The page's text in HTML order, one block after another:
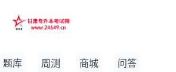
题库 周测 商城
问答